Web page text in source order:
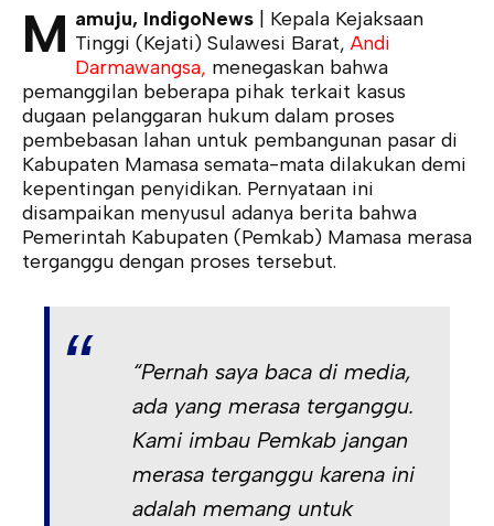
M amuju, IndigoNews | Kepala Kejaksaan
Tinggi (Kejati) Sulawesi Barat, Andi
Darmawangsa, menegaskan bahwa
pemanggilan beberapa pihak terkait kasus
dugaan pelanggaran hukum dalam proses
pembebasan lahan untuk pembangunan pasar di
Kabupaten Mamasa semata-mata dilakukan demi
kepentingan penyidikan. Pernyataan ini
disampaikan menyusul adanya berita bahwa
Pemerintah Kabupaten (Pemkab) Mamasa merasa
terganggu dengan proses tersebut.
“Pernah saya baca di media,
ada yang merasa terganggu.
Kami imbau Pemkab jangan
merasa terganggu karena ini
adalah memang untuk